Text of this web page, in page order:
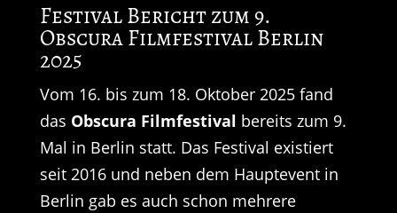
Festival Bericht zum 9.
Obscura Filmfestival Berlin
2025
Vom 16. bis zum 18. Oktober 2025 fand
das Obscura Filmfestival bereits zum 9.
Mal in Berlin statt. Das Festival existiert
seit 2016 und neben dem Hauptevent in
Berlin gab es auch schon mehrere